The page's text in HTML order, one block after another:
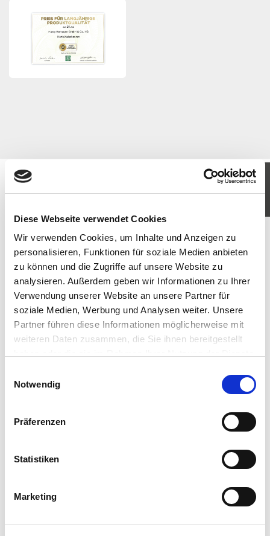
Diese Webseite verwendet Cookies
Wir verwenden Cookies, um Inhalte und Anzeigen zu
personalisieren, Funktionen für soziale Medien anbieten
zu können und die Zugriffe auf unsere Website zu
analysieren. Außerdem geben wir Informationen zu Ihrer
Verwendung unserer Website an unsere Partner für
soziale Medien, Werbung und Analysen weiter. Unsere
Partner führen diese Informationen möglicherweise mit
weiteren Daten zusammen, die Sie ihnen bereitgestellt
Cookies, wenn Sie unsere Webseite weiterhin nutzen.
Notwendig
Präferenzen
Statistiken
Marketing
KOMM IN UNSER TEAM